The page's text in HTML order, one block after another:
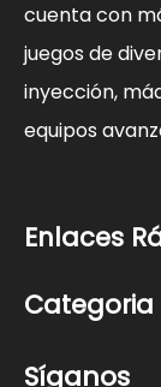
cuenta con
juegos de
inyección,
equipos
Enlaces
Síganos